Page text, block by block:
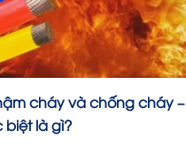
cháy và chống cháy –
biệt là gì?